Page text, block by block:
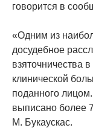
говорится в
«Одним из
досудебное
взяточничества
клинической
поданного
выписано более
М. Букаускас.